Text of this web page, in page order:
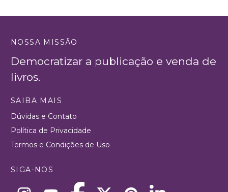
NOSSA MISSÃO
Democratizar a publicação e venda de
livros.
SAIBA MAIS
Dúvidas e Contato
Política de Privacidade
Termos e Condições de Uso
SIGA-NOS